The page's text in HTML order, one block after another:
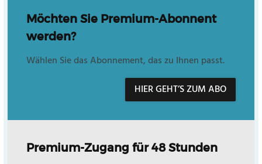
Möchten Sie Premium-Abonnent
werden?
Wählen Sie das Abonnement, das zu Ihnen passt.
HIER GEHT’S ZUM ABO
Premium-Zugang für 48 Stunden